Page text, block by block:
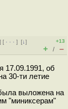
] [ · · ·][↓]
+13
+ / –
17.09.1991, об
30-ти летие
выложена на
"миниксерам"